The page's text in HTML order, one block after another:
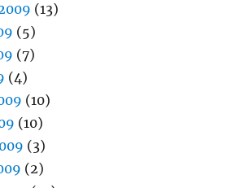
(13)
(5)
(7)
(4)
(10)
(10)
(3)
(2)